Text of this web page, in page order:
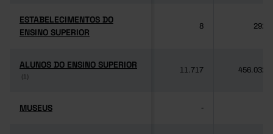
ESTABELECIMENTOS DO
ENSINO SUPERIOR
ESTABELECIMENTOS DO
ENSINO SUPERIOR
8 292
ALUNOS DO ENSINO SUPERIOR
(1)
ALUNOS DO ENSINO SUPERIOR
(1)
11.717 456.032
MUSEUS
MUSEUS -